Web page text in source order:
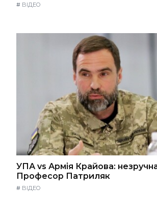
# ВІДЕО
УПА vs Армія Крайова:
Професор Патриляк
# ВІДЕО